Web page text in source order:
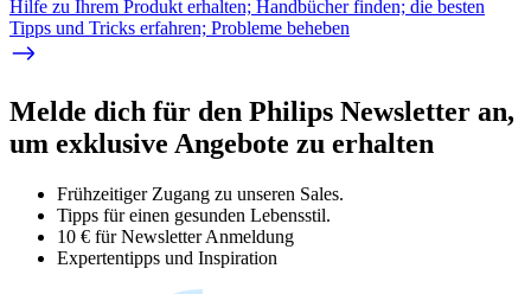
Hilfe zu Ihrem Produkt erhalten; Handbücher finden; die besten
Tipps und Tricks erfahren; Probleme beheben
Melde dich für den Philips Newsletter an,
um exklusive Angebote zu erhalten
Frühzeitiger Zugang zu unseren Sales.
Tipps für einen gesunden Lebensstil.
10 € für Newsletter Anmeldung
Expertentipps und Inspiration